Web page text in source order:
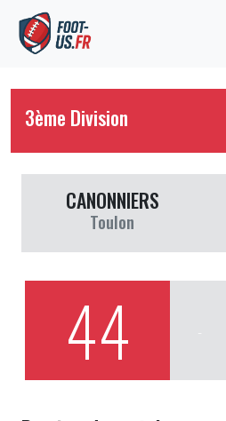
3ème Division
CANONNIERS
Toulon
44